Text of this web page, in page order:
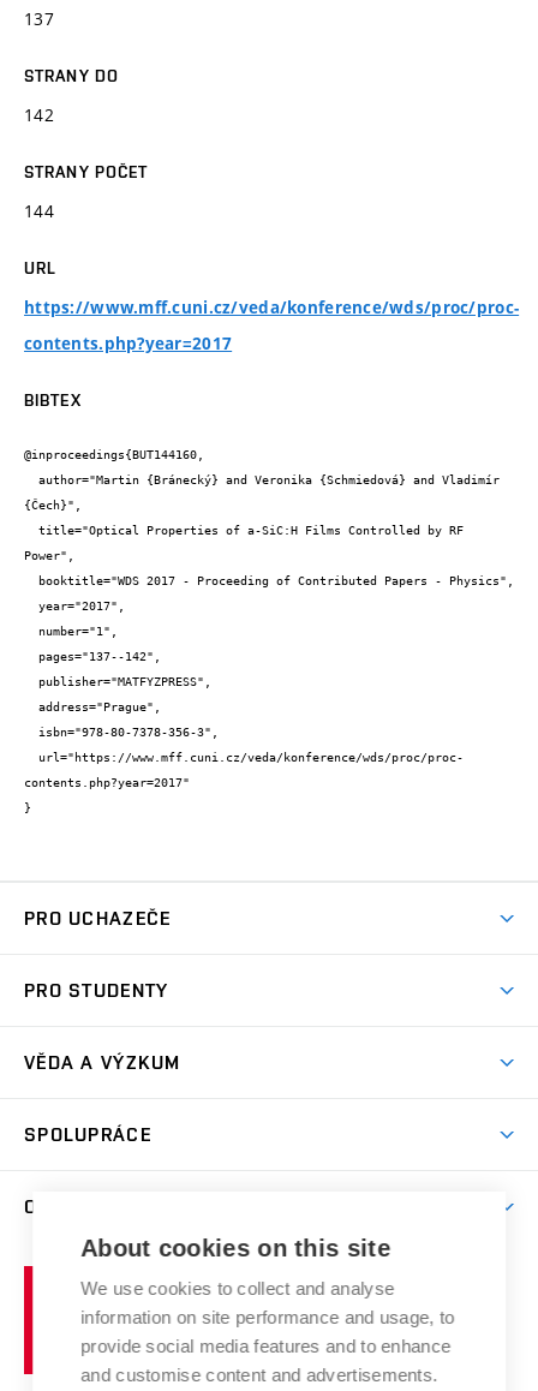
137
STRANY DO
142
STRANY POČET
144
URL
https://www.mff.cuni.cz/veda/konference/wds/proc/proc-
contents.php?year=2017
BIBTEX
@inproceedings{BUT144160,
{Čech}",
Power",
contents.php?year=2017"
}
PRO UCHAZEČE
Jak se dostat na FCH
Den otevřených dveří
PRO STUDENTY
Studijní programy
Pro prváky
Knihovna
Studium a stáže v zahraničí
Pracovní nabídky
Den chemie
Chemici z VUT
VĚDA A VÝZKUM
Výzkumné skupiny
Výsledky VaV
Projekty
Úspěchy a ocenění
Konference a soutěže
SPOLUPRÁCE
Fórum Chemistry and Life
Střední školy a FCH
Popularizace vědy
O FAKULTĚ
Organizační struktura
Historie fakulty
Kalendář akcí
Fotogalerie
Vysoké
učení
technické
v
About cookies on this site
We use cookies to collect and analyse
information on site performance and usage, to
provide social media features and to enhance
and customise content and advertisements.